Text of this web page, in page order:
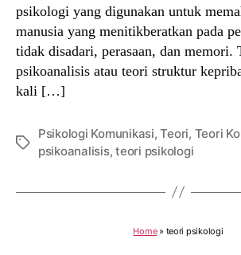
psikologi yang digunakan untuk
manusia yang menitikberatkan pada
tidak disadari, perasaan, dan memori.
psikoanalisis atau teori struktur
kali […]
Tags
Psikologi Komunikasi,Teori, Teori
psikoanalisis,teori psikologi
Home» teori psikologi